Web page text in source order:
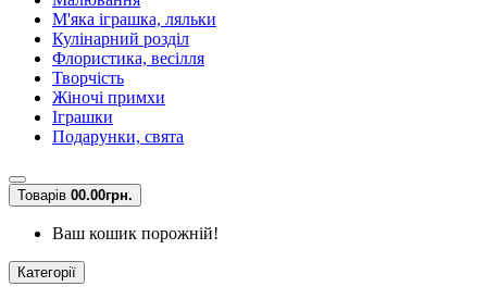
М'яка іграшка, ляльки
Кулінарний розділ
Флористика, весілля
Творчість
Жіночі примхи
Іграшки
Подарунки, свята
Товарів 00.00грн.
Ваш кошик порожній!
Категорії